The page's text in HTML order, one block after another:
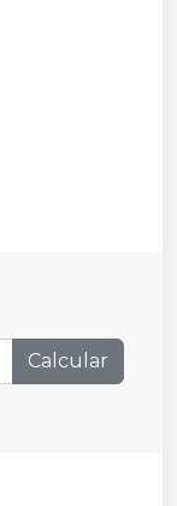
Calcular